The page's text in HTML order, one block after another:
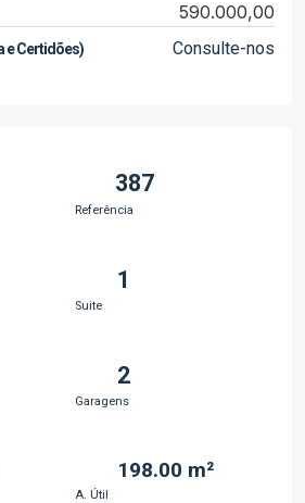
590.000,00
e Certidões) Consulte-nos
387
Referência
1
Suite
2
Garagens
198.00 m²
A. Útil